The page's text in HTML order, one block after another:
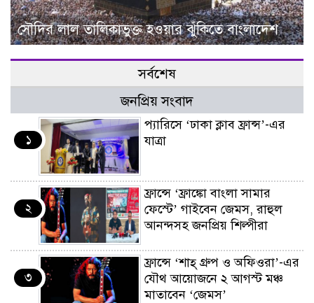
সৌদির লাল তালিকাভুক্ত হওয়ার ঝুঁকিতে বাংলাদেশ
সর্বশেষ
জনপ্রিয় সংবাদ
১
প্যারিসে ‘ঢাকা ক্লাব ফ্রান্স’-এর
যাত্রা
২
ফ্রান্সে ‘ফ্রাঙ্কো বাংলা সামার
ফেস্টে’ গাইবেন জেমস, রাহুল
আনন্দসহ জনপ্রিয় শিল্পীরা
৩
ফ্রান্সে ‘শাহ্ গ্রুপ ও অফিওরা’-এর
যৌথ আয়োজনে ২ আগস্ট মঞ্চ
মাতাবেন ‘জেমস’